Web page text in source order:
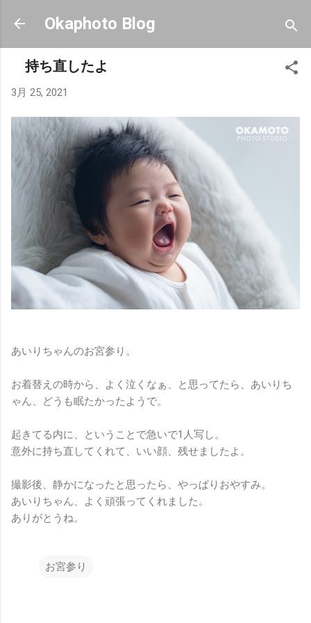
スキップしてメイン コンテンツに移動
Okaphoto Blog
持ち直したよ
3月 25, 2021
あいりちゃんのお宮参り。
お着替えの時から、よく泣くなぁ、と思ってたら、あいりち
ゃん、どうも眠たかったようで。
起きてる内に、ということで急いで1人写し。
意外に持ち直してくれて、いい顔、残せましたよ。
撮影後、静かになったと思ったら、やっぱりおやすみ。
あいりちゃん、よく頑張ってくれました。
ありがとうね。
お宮参り